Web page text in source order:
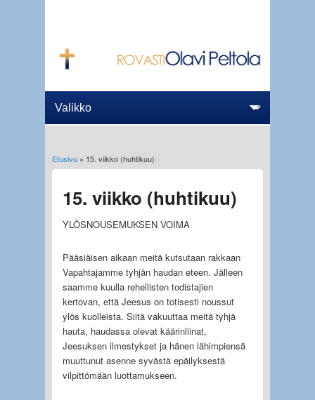
Olet täällä
Etusivu» 15. viikko (huhtikuu)
15. viikko (huhtikuu)
YLÖSNOUSEMUKSEN VOIMA
Pääsiäisen aikaan meitä kutsutaan rakkaan
Vapahtajamme tyhjän haudan eteen. Jälleen
saamme kuulla rehellisten todistajien
kertovan, että Jeesus on totisesti noussut
ylös kuolleista. Siitä vakuuttaa meitä tyhjä
hauta, haudassa olevat käärinliinat,
Jeesuksen ilmestykset ja hänen lähimpiensä
muuttunut asenne syvästä epäilyksestä
vilpittömään luottamukseen.